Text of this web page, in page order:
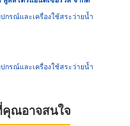
กรณ์และเครื่องใช้สระว่ายน้ำ
กรณ์และเครื่องใช้สระว่ายน้ำ
ณอาจสนใจ